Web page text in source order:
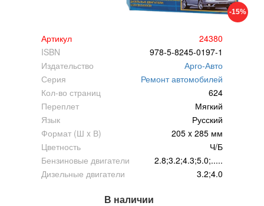
-15%
Артикул
24380
ISBN
978-5-8245-0197-1
Издательство
Арго-Авто
Серия
Ремонт автомобилей
Кол-во страниц
624
Переплет
Мягкий
Язык
Русский
Формат (Ш x В)
205 x 285 мм
Цветность
Ч/Б
Бензиновые двигатели
2.8;3.2;4.3;5.0;.....
Дизельные двигатели
3.2;4.0
В наличии